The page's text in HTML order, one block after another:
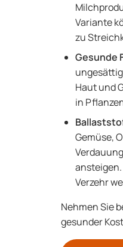
Variante
zu
Gesunde
Haut und
in
Gemüse,
Verzehr
Nehmen Sie
gesunder